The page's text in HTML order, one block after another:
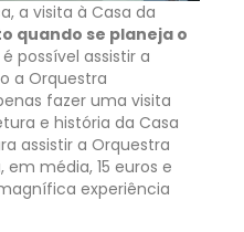
a visita à Casa da
quando se planeja o
é possível assistir a
a Orquestra
fazer uma visita
e história da Casa
assistir a Orquestra
média, 15 euros e
experiência